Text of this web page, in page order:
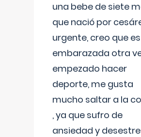
una bebe de siete
que nació por
urgente, creo que
embarazada otra
empezado hacer
deporte, me gusta
mucho saltar a la
, ya que sufro de
ansiedad y